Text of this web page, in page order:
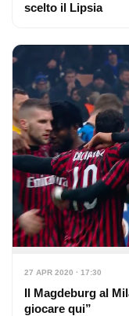
scelto il Lipsia
27 APR 2020 · 17:30
Il Magdeburg al
giocare qui”